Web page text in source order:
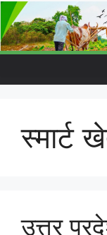
स्मार्ट
उत्तर